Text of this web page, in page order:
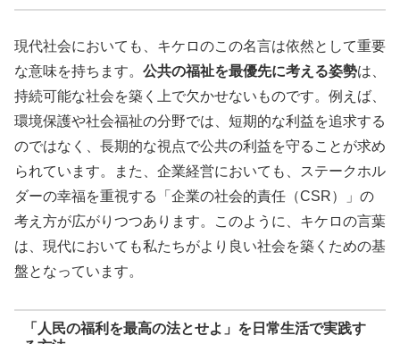
現代社会においても、キケロのこの名言は依然として重要
な意味を持ちます。 公共の福祉を最優先に考える姿勢は、
持続可能な社会を築く上で欠かせないものです。例えば、
環境保護や社会福祉の分野では、短期的な利益を追求する
のではなく、長期的な視点で公共の利益を守ることが求め
られています。また、企業経営においても、ステークホル
ダーの幸福を重視する「企業の社会的責任（CSR）」の
考え方が広がりつつあります。このように、キケロの言葉
は、現代においても私たちがより良い社会を築くための基
盤となっています。
「人民の福利を最高の法とせよ」を日常生活で実践す